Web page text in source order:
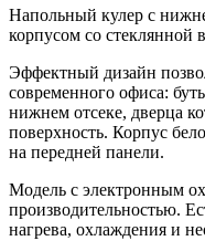
Напольный кулер с
корпусом со стеклянной
Эффектный дизайн
современного офиса:
нижнем отсеке, дверца
поверхность. Корпус
на передней панели.
Модель с электронным
производительностью.
нагрева, охлаждения и